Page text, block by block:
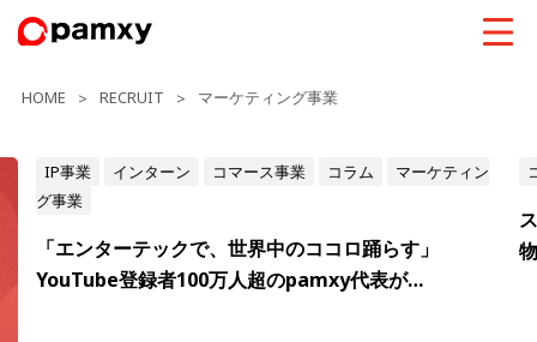
HOME > RECRUIT > マーケティング事業
IP事業 インターン コマース事業 コラム
マーケティン
グ事業
「エンターテックで、世界中のココロ踊らす」
YouTube登録者100万人超のpamxy代表が…